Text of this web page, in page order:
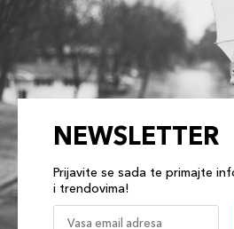
NEWSLETTER
Prijavite se sada te primajte
i trendovima!